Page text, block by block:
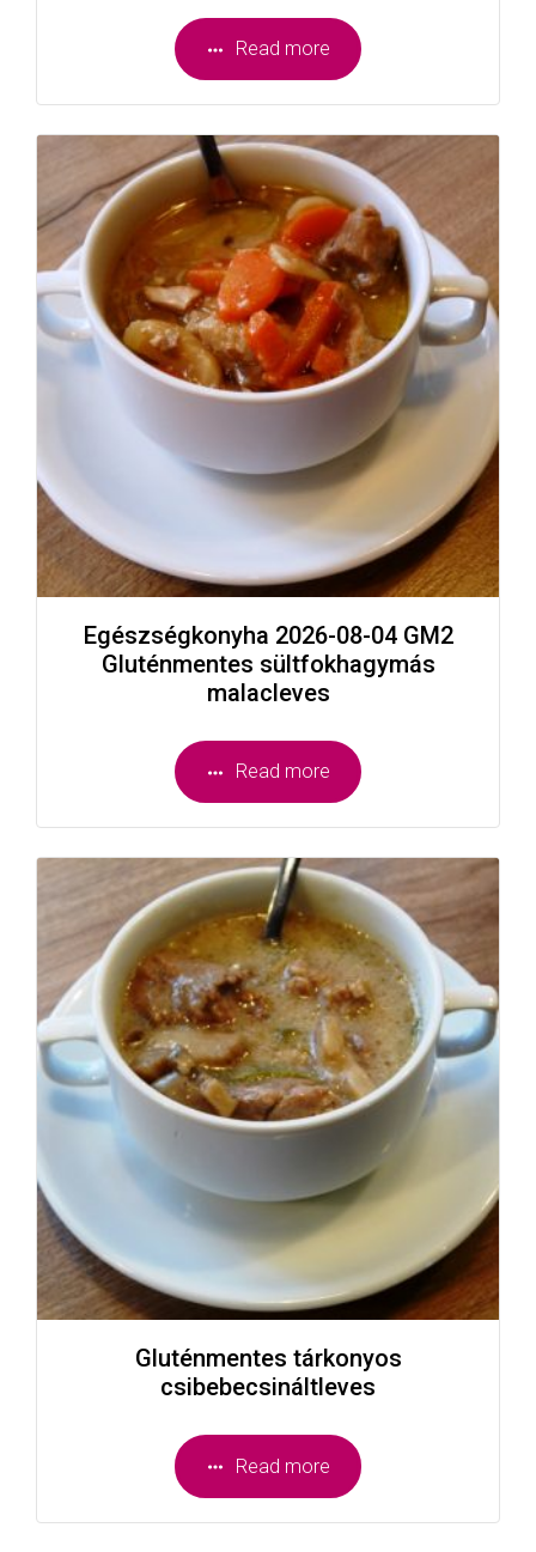
Read more
Egészségkonyha 2026-08-04 GM2
Gluténmentes sültfokhagymás
malacleves
Read more
Gluténmentes tárkonyos
csibebecsináltleves
Read more